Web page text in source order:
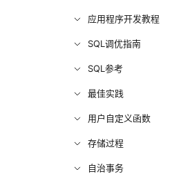
应用程序开发教程
SQL调优指南
SQL参考
最佳实践
用户自定义函数
存储过程
自治事务